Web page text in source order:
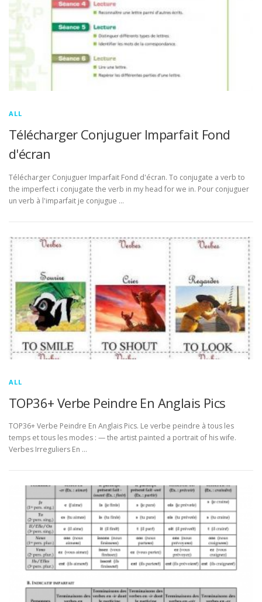
ALL
Télécharger Conjuguer Imparfait Fond
d'écran
Télécharger Conjuguer Imparfait Fond d'écran. To conjugate a verb to
the imperfect i conjugate the verb in my head for we in. Pour conjuguer
un verb à l'imparfait je conjugue …
ALL
TOP36+ Verbe Peindre En Anglais Pics
TOP36+ Verbe Peindre En Anglais Pics. Le verbe peindre à tous les
temps et tous les modes : — the artist painted a portrait of his wife.
Verbes Irreguliers En …